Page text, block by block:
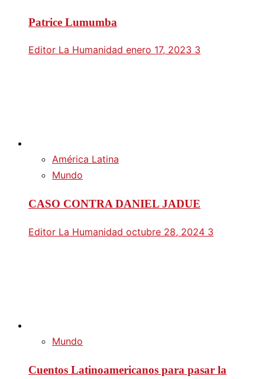
Patrice Lumumba
Editor La Humanidad enero 17, 2023 3
América Latina
Mundo
CASO CONTRA DANIEL JADUE
Editor La Humanidad octubre 28, 2024 3
Mundo
Cuentos Latinoamericanos para pasar la